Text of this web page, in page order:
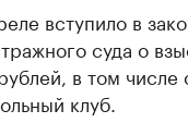
вступило в
суда о
в том числе
клуб.